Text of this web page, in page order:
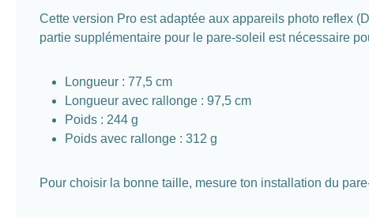
Cette version Pro est adaptée aux appareils photo reflex
partie supplémentaire pour le pare-soleil est nécessaire
Longueur : 77,5 cm
Longueur avec rallonge : 97,5 cm
Poids : 244 g
Poids avec rallonge : 312 g
Pour choisir la bonne taille, mesure ton installation du